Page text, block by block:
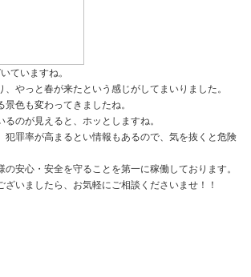
ていますね。
やっと春が来たという感じがしてまいりました。
色も変わってきましたね。
るのが見えると、ホッとしますね。
犯罪率が高まるとい情報もあるので、気を抜くと危険
安心・安全を守ることを第一に稼働しております。
ざいましたら、お気軽にご相談くださいませ！！